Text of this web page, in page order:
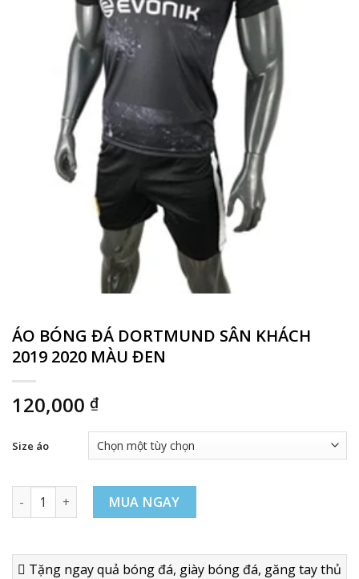
ÁO BÓNG ĐÁ DORTMUND SÂN KHÁCH
2019 2020 MÀU ĐEN
120,000 ₫
Size áo
ÁO BÓNG ĐÁ DORTMUND SÂN KHÁCH 2019 2020 MÀU ĐEN
MUA NGAY
Tặng ngay quả bóng đá, giày bóng đá, găng tay thủ